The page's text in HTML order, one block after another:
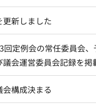
新しました
回定例会の常任委員会
会運営委員会記録を掲
構成決まる